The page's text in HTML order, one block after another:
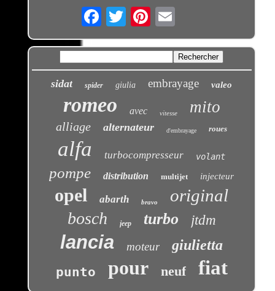
Email
sidat spider giulia embrayage valeo
romeo avec vitesse mito
alliage alternateur d'embrayage roues
alfa turbocompresseur volant
pompe distribution multijet injecteur
opel abarth bravo original
bosch jeep turbo jtdm
lancia moteur giulietta
punto pour neuf fiat